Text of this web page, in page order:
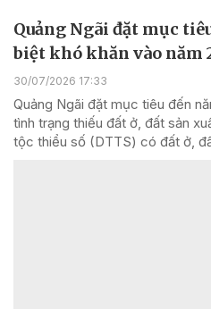
Quảng Ngãi đặt mục
biệt khó khăn vào năm
30/07/2026 17:33
Quảng Ngãi đặt mục tiêu đến
tình trạng thiếu đất ở, đất sản
tộc thiểu số (DTTS) có đất ở,